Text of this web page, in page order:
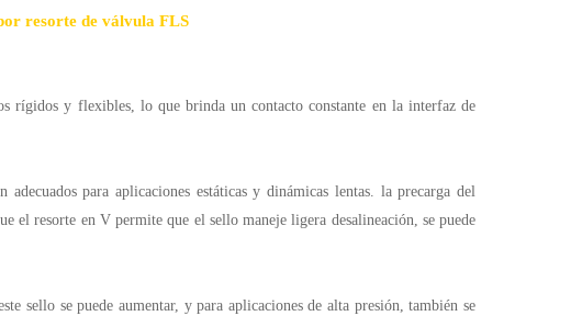
resorte de válvula FLS
rígidos y flexibles, lo que brinda un contacto constante en la interfaz de
para aplicaciones estáticas y dinámicas lentas. la precarga del
el resorte en V permite que el sello maneje ligera desalineación, se puede
sello se puede aumentar, y para aplicaciones de alta presión, también se